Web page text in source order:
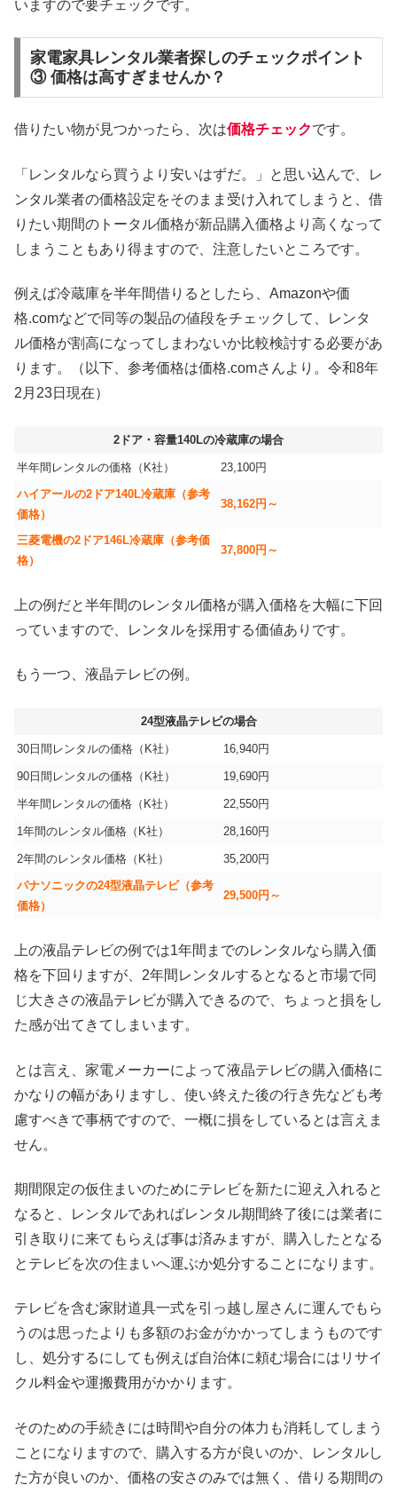
いますので要チェックです。
家電家具レンタル業者探しのチェックポイント
③ 価格は高すぎませんか？
借りたい物が見つかったら、次は価格チェックです。
「レンタルなら買うより安いはずだ。」と思い込んで、レ
ンタル業者の価格設定をそのまま受け入れてしまうと、借
りたい期間のトータル価格が新品購入価格より高くなって
しまうこともあり得ますので、注意したいところです。
例えば冷蔵庫を半年間借りるとしたら、Amazonや価
格.comなどで同等の製品の値段をチェックして、レンタ
ル価格が割高になってしまわないか比較検討する必要があ
ります。（以下、参考価格は価格.comさんより。令和8年
2月23日現在）
2ドア・容量140Lの冷蔵庫の場合
半年間レンタルの価格（K社）
23,100円
ハイアールの2ドア140L冷蔵庫（参考
価格）
38,162円～
三菱電機の2ドア146L冷蔵庫（参考価
格）
37,800円～
上の例だと半年間のレンタル価格が購入価格を大幅に下回
っていますので、レンタルを採用する価値ありです。
もう一つ、液晶テレビの例。
24型液晶テレビの場合
30日間レンタルの価格（K社） 16,940円
90日間レンタルの価格（K社） 19,690円
半年間レンタルの価格（K社） 22,550円
1年間のレンタル価格（K社） 28,160円
2年間のレンタル価格（K社）
35,200円
パナソニックの24型液晶テレビ（参考
価格）
29,500円～
上の液晶テレビの例では1年間までのレンタルなら購入価
格を下回りますが、2年間レンタルするとなると市場で同
じ大きさの液晶テレビが購入できるので、ちょっと損をし
た感が出てきてしまいます。
とは言え、家電メーカーによって液晶テレビの購入価格に
かなりの幅がありますし、使い終えた後の行き先なども考
慮すべきで事柄ですので、一概に損をしているとは言えま
せん。
期間限定の仮住まいのためにテレビを新たに迎え入れると
なると、レンタルであればレンタル期間終了後には業者に
引き取りに来てもらえば事は済みますが、購入したとなる
とテレビを次の住まいへ運ぶか処分することになります。
テレビを含む家財道具一式を引っ越し屋さんに運んでもら
うのは思ったよりも多額のお金がかかってしまうものです
し、処分するにしても例えば自治体に頼む場合にはリサイ
クル料金や運搬費用がかかります。
そのための手続きには時間や自分の体力も消耗してしまう
ことになりますので、購入する方が良いのか、レンタルし
た方が良いのか、価格の安さのみでは無く、借りる期間の